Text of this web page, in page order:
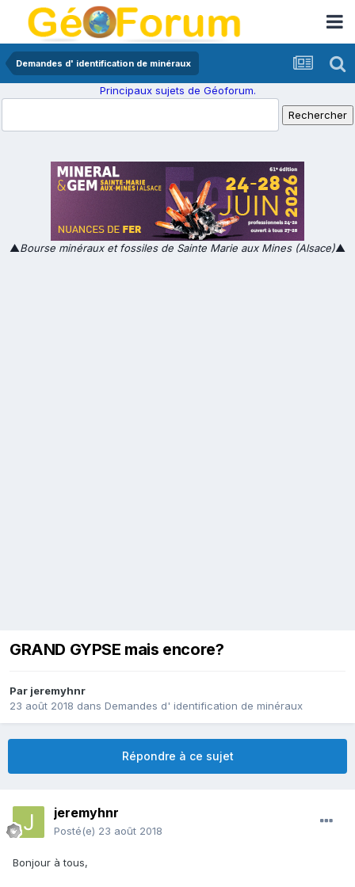
Demandes d' identification de minéraux
Principaux sujets de Géoforum.
▲Bourse minéraux et fossiles de Sainte Marie aux Mines (Alsace)▲
GRAND GYPSE mais encore?
Par jeremyhnr
23 août 2018 dans Demandes d' identification de minéraux
Répondre à ce sujet
jeremyhnr
Posté(e) 23 août 2018
Bonjour à tous,